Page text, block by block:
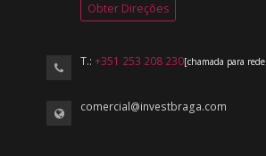
Obter Direções
T.:+351 253 208 230[chamada para
comercial@investbraga.com